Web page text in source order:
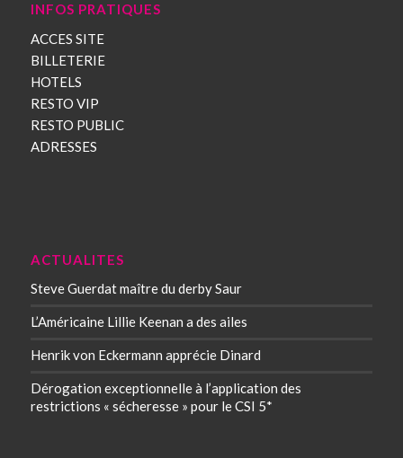
INFOS PRATIQUES
ACCES SITE
BILLETERIE
HOTELS
RESTO VIP
RESTO PUBLIC
ADRESSES
ACTUALITES
Steve Guerdat maître du derby Saur
L’Américaine Lillie Keenan a des ailes
Henrik von Eckermann apprécie Dinard
Dérogation exceptionnelle à l’application des
restrictions « sécheresse » pour le CSI 5*